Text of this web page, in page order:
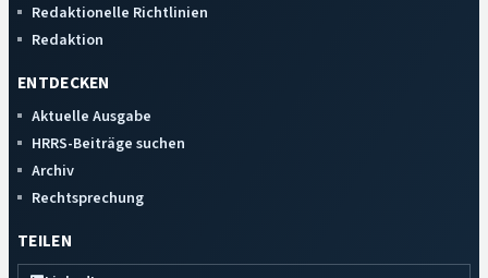
Redaktionelle Richtlinien
Redaktion
ENTDECKEN
Aktuelle Ausgabe
HRRS-Beiträge suchen
Archiv
Rechtsprechung
TEILEN